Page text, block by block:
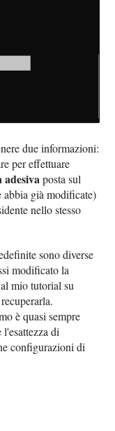
due informazioni:
per effettuare
adesivaposta sul
abbia già modificate)
nello stesso
sono diverse
modificato la
mio tutorial su
è quasi sempre
di
configurazioni di